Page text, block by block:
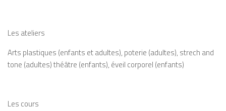
Les ateliers
Arts plastiques (enfants et adultes), poterie (adultes), strech and
tone (adultes) théâtre (enfants), éveil corporel (enfants)
Les cours